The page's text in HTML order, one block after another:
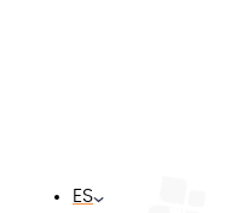
ES